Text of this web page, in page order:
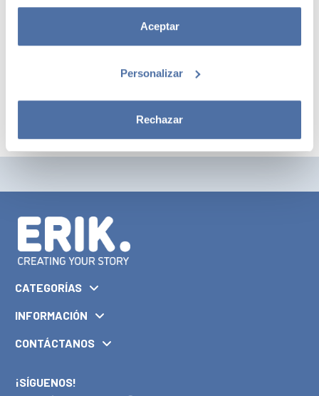
Aceptar
Personalizar
Rechazar
están troqueladas para facilitar la extracción de cada uno de sus
elementos, siendo ideales para jugar a componer escenas de tu
CATEGORÍAS
INFORMACIÓN
CONTÁCTANOS
¡SÍGUENOS!